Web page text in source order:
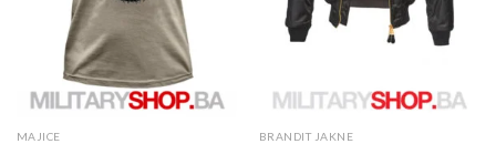
MAJICE BRANDIT JAKNE